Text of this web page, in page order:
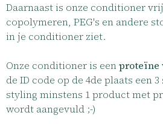
Daarnaast is onze conditioner
copolymeren, PEG's en andere
in je conditioner ziet.
Onze conditioner is eenproteïne
de ID code op de 4de plaats een
styling minstens 1 product met
wordt aangevuld ;-)